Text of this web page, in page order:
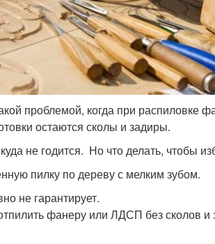
проблемой, когда при
остаются сколы и задиры.
не годится. Но что делать, чтобы
пилку по дереву с мелким зубом.
не гарантирует.
фанеру или ЛДСП без сколов